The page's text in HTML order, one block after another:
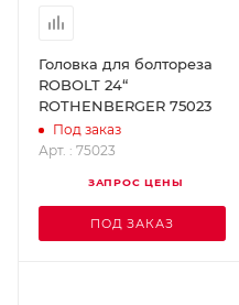
Головка для болтореза
ROBOLT 24“
ROTHENBERGER 75023
Под заказ
Арт. : 75023
ЗАПРОС ЦЕНЫ
ПОД ЗАКАЗ